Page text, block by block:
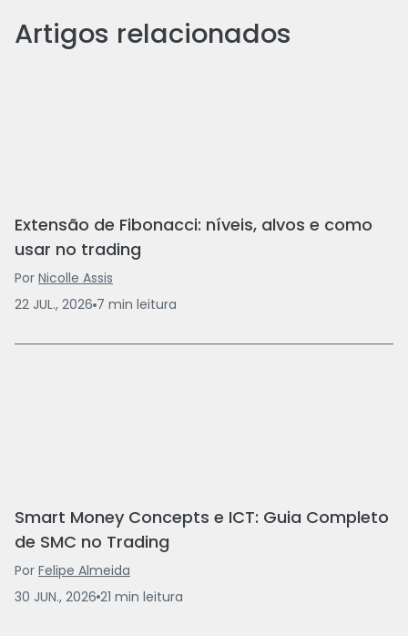
Artigos relacionados
Extensão de Fibonacci: níveis, alvos e como
usar no trading
Por Nicolle Assis
22 JUL., 2026 7 min leitura
Smart Money Concepts e ICT: Guia Completo
de SMC no Trading
Por Felipe Almeida
30 JUN., 2026 21 min leitura